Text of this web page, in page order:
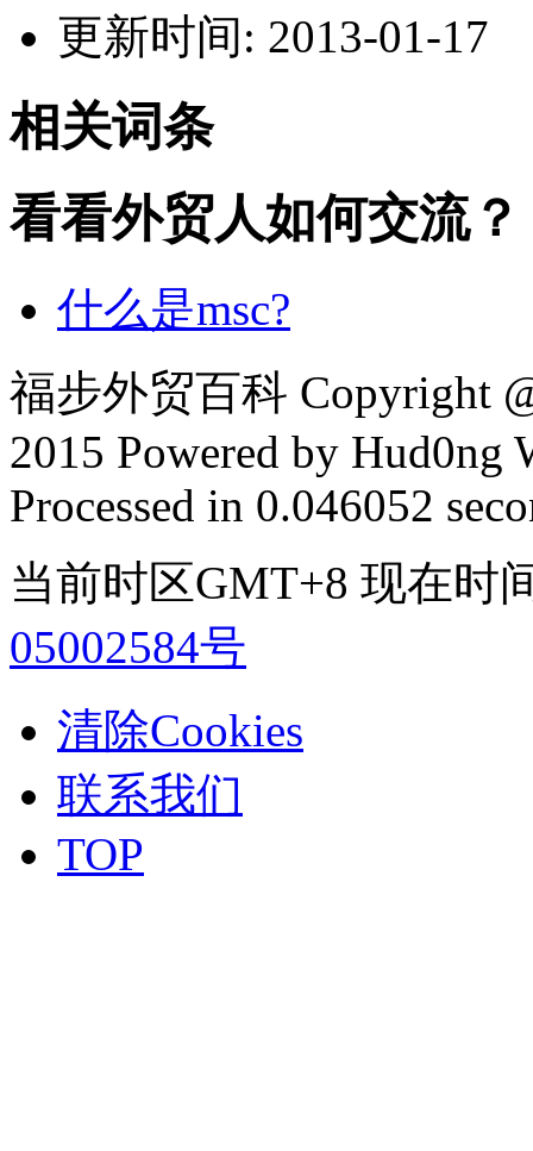
更新时间: 2013-01-17
相关词条
看看外贸人如何交流？
什么是msc?
福步外贸百科 Copyright
2015 Powered by Hud0ng
Processed in 0.046052
当前时区GMT+8 现在时
05002584号
清除Cookies
联系我们
TOP